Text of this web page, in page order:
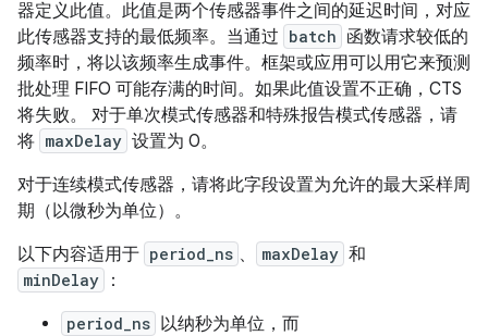
器定义此值。此值是两个传感器事件之间的延迟时间，对应
此传感器支持的最低频率。当通过 batch 函数请求较低的
频率时，将以该频率生成事件。框架或应用可以用它来预测
批处理 FIFO 可能存满的时间。如果此值设置不正确，CTS
将失败。 对于单次模式传感器和特殊报告模式传感器，请
将 maxDelay 设置为 0。
对于连续模式传感器，请将此字段设置为允许的最大采样周
期（以微秒为单位）。
以下内容适用于 period_ns 、 maxDelay 和
minDelay ：
period_ns 以纳秒为单位，而